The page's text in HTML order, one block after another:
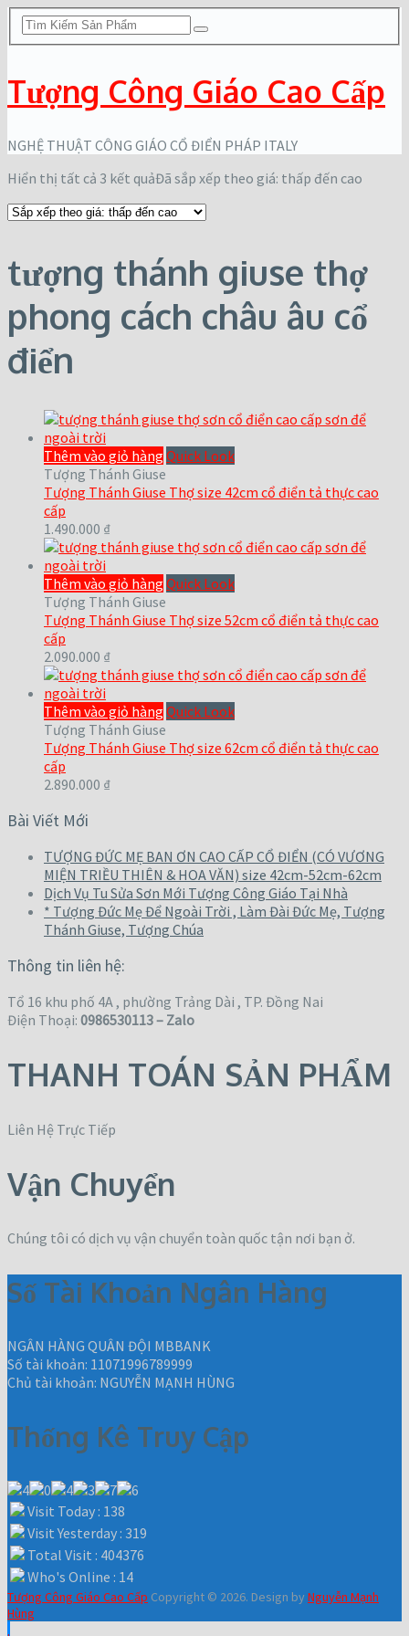
Tượng Công Giáo Cao Cấp
NGHỆ THUẬT CÔNG GIÁO CỔ ĐIỂN PHÁP ITALY
Hiển thị tất cả 3 kết quảĐã sắp xếp theo giá: thấp đến cao
tượng thánh giuse thợ
phong cách châu âu cổ
điển
Thêm vào giỏ hàng Quick Look
Tượng Thánh Giuse
Tượng Thánh Giuse Thợ size 42cm cổ điển tả thực cao
cấp
1.490.000 ₫
Thêm vào giỏ hàng Quick Look
Tượng Thánh Giuse
Tượng Thánh Giuse Thợ size 52cm cổ điển tả thực cao
cấp
2.090.000 ₫
Thêm vào giỏ hàng Quick Look
Tượng Thánh Giuse
Tượng Thánh Giuse Thợ size 62cm cổ điển tả thực cao
cấp
2.890.000 ₫
Bài Viết Mới
TƯỢNG ĐỨC MẸ BAN ƠN CAO CẤP CỔ ĐIỂN (CÓ VƯƠNG
MIỆN TRIỀU THIÊN & HOA VĂN) size 42cm-52cm-62cm
Dịch Vụ Tu Sửa Sơn Mới Tượng Công Giáo Tại Nhà
* Tượng Đức Mẹ Để Ngoài Trời , Làm Đài Đức Mẹ, Tượng
Thánh Giuse, Tượng Chúa
Thông tin liên hệ:
Tổ 16 khu phố 4A , phường Trảng Dài , TP. Đồng Nai
Điện Thoại: 0986530113 – Zalo
THANH TOÁN SẢN PHẨM
Liên Hệ Trực Tiếp
Vận Chuyển
Chúng tôi có dịch vụ vận chuyển toàn quốc tận nơi bạn ở.
Số Tài Khoản Ngân Hàng
NGÂN HÀNG QUÂN ĐỘI MBBANK
Số tài khoản: 11071996789999
Chủ tài khoản: NGUYỄN MẠNH HÙNG
Thống Kê Truy Cập
Visit Today : 138
Visit Yesterday : 319
Total Visit : 404376
Who's Online : 14
Tượng Công Giáo Cao Cấp Copyright © 2026. Design by Nguyễn Mạnh
Hùng
.